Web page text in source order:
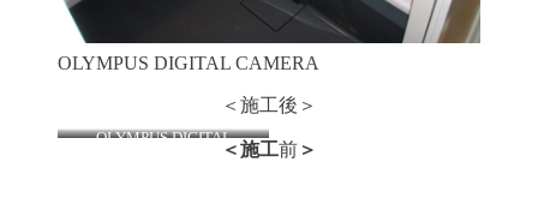
OLYMPUS DIGITAL CAMERA
＜施工後＞
OLYMPUS DIGITAL
＜施工前 ＞